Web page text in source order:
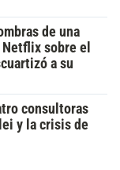
de una
sobre el
a su
consultoras
y la crisis de